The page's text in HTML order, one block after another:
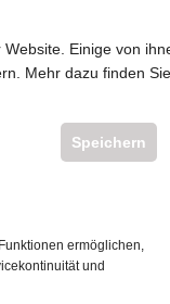
Einige von
Mehr dazu finden
Speichern
ermöglichen,
und